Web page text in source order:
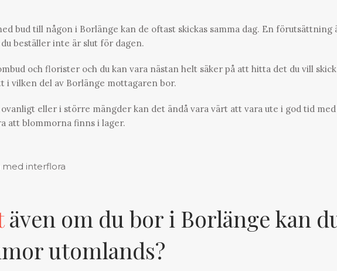
bud till någon i Borlänge kan de oftast skickas samma dag. En förutsättning
beställer inte är slut för dagen.
och florister och du kan vara nästan helt säker på att hitta det du vill
i vilken del av Borlänge mottagaren bor.
eller i större mängder kan det ändå vara värt att vara ute i god tid
att blommorna finns i lager.
även om du bor i Borlänge kan
utomlands?